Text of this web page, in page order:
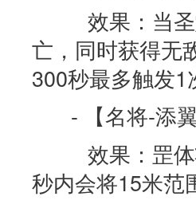
效果：当圣
亡，同时获得无
300秒最多触发1
- 【名将-添翼
效果：罡体
秒内会将15米范